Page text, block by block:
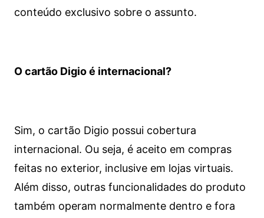
conteúdo exclusivo sobre o assunto.
O cartão Digio é internacional?
Sim, o cartão Digio possui cobertura
internacional. Ou seja, é aceito em compras
feitas no exterior, inclusive em lojas virtuais.
Além disso, outras funcionalidades do produto
também operam normalmente dentro e fora